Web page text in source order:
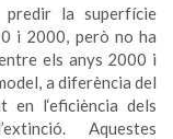
la superfície
i 2000, però no ha
els anys 2000 i
a diferència del
en l‘eficiència dels
Aquestes